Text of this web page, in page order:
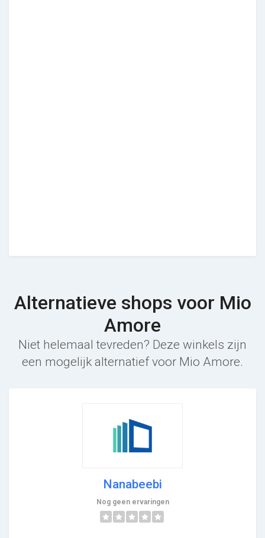
Alternatieve shops voor Mio
Amore
Niet helemaal tevreden? Deze winkels zijn
een mogelijk alternatief voor Mio Amore.
Nanabeebi
Nog geen ervaringen